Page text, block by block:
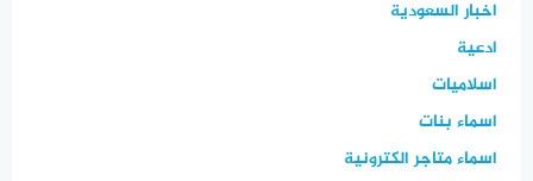
اخبار السعودية
ادعية
اسلاميات
اسماء بنات
اسماء متاجر الكترونية